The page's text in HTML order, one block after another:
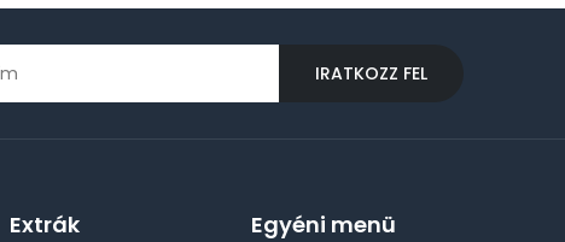
IRATKOZZ FEL
Extrák Egyéni menü